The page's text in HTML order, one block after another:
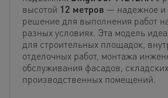
высотой 12 метров — надежное и
решение для выполнения работ
разных условиях. Эта модель
для строительных площадок,
отделочных работ, монтажа
обслуживания фасадов,
производственных помещений.